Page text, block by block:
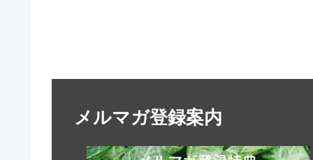
メルマガ登録案内